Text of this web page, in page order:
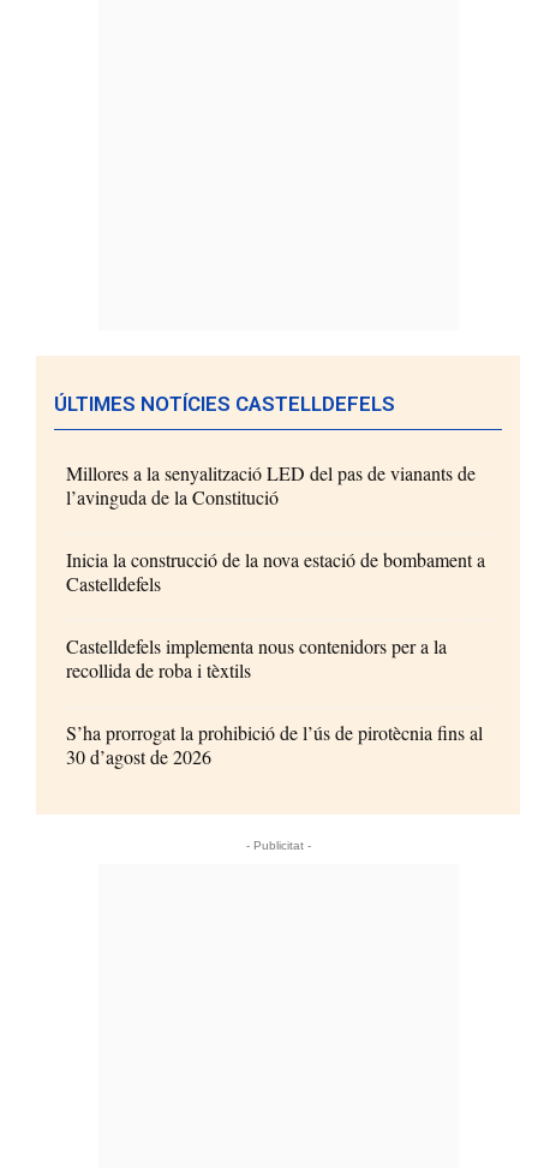
ÚLTIMES NOTÍCIES CASTELLDEFELS
Millores a la senyalització LED del pas de vianants de
l’avinguda de la Constitució
Inicia la construcció de la nova estació de bombament a
Castelldefels
Castelldefels implementa nous contenidors per a la
recollida de roba i tèxtils
S’ha prorrogat la prohibició de l’ús de pirotècnia fins al
30 d’agost de 2026
- Publicitat -